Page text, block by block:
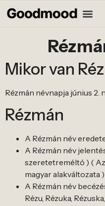
Mikor van
Rézmán névnapja június 2.
Rézmán
A Rézmán név
A Rézmán név
szeretetreméltó ) (
magyar alakváltozata )
A Rézmán név
Rézu, Rézuka,